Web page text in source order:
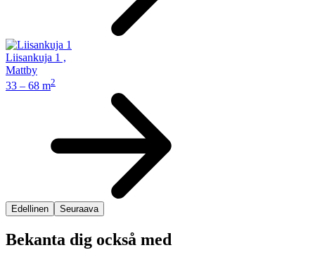
Liisankuja 1 ,
Mattby
33 – 68 m2
Edellinen Seuraava
Bekanta dig också med